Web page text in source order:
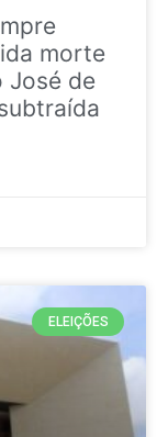
morte
José de
ELEIÇÕES